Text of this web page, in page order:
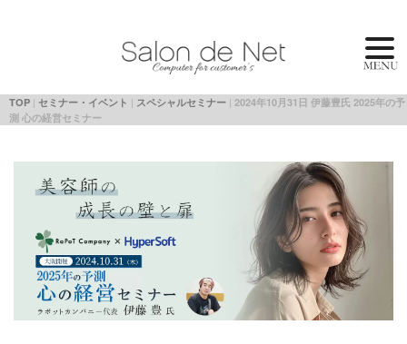
TOP | セミナー・イベント | スペシャルセミナー | 2024年10月31日 伊藤豊氏 2025年の予
測 心の経営セミナー